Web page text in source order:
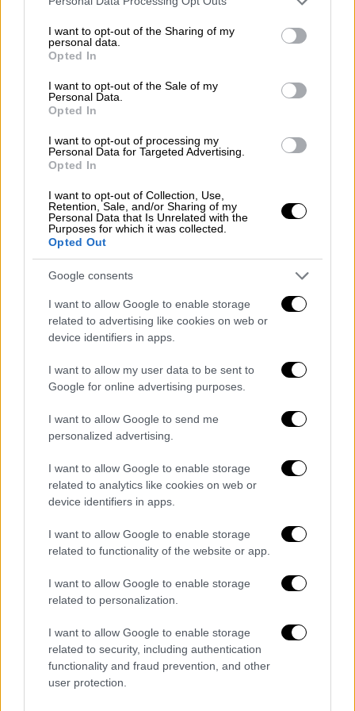
not limited to your visit or usage behaviour. You may click to
grant or deny consent to Google and its third-party tags to
use your data for below specified purposes in below Google
consent section.
I want to opt-out of the Sharing of my
personal data.
Opted In
I want to opt-out of the Sale of my
Personal Data.
Opted In
I want to opt-out of processing my
Personal Data for Targeted Advertising.
Opted In
I want to opt-out of Collection, Use,
Retention, Sale, and/or Sharing of my
Personal Data that Is Unrelated with the
Purposes for which it was collected.
Opted Out
Google consents
I want to allow Google to enable storage
related to advertising like cookies on web or
device identifiers in apps.
I want to allow my user data to be sent to
Google for online advertising purposes.
I want to allow Google to send me
personalized advertising.
I want to allow Google to enable storage
related to analytics like cookies on web or
device identifiers in apps.
I want to allow Google to enable storage
related to functionality of the website or app.
I want to allow Google to enable storage
related to personalization.
I want to allow Google to enable storage
related to security, including authentication
functionality and fraud prevention, and other
user protection.
γνωρίστηκαν στο εμβληματικό πανεπιστήμιο
Berkeley. Ο πατέρας της, ο Ντόναλντ Χάρις ,
«ένας αξιοσέβαστος οικονομολόγος», είναι
Σιαμάλα Κοπαλάν, έφθασε στα 19 της χρόνια
στις ΗΠΑ για να σπουδάσει και στην
συνέχεια να επιστρέψει στην χώρα της για
να παντρευτεί. Αντ’ αυτού, παρέμεινε στις
ΗΠΑ, δραστηριοποιήθηκε στο κίνημα για το
ατομικά δικαιώματα και έγινε «σπουδαία
ερευνήτρια για τον καρκίνο».
Όπως αναφέρει το ΑΠΕ-ΜΠΕ, Κάμαλα είναι
το όνομα που της έδωσε η ινδή μητέρα της
για να την συνδέσει με τις βραχμανικές της
ρίζες. Κάμαλα, που στην σανσκριτική
σημαίνει λωτός, είναι μία από τις μορφές
της θεάς Λάκσμι, της θέας του πλούτου και
της τύχης στην ινδουιστική μυθολογία.
πλούτου. Το δεύτερό της όνομα είναι Ντέβι
που σημαίνει απλώς θεά. Μετά τον χωρισμό
των γονιών της, η Κάμαλα Χάρις μεγάλωσε
με την μητέρα της και την αδελφή της Μάγια,
δικηγόρο και σύμβουλο της Χίλαρι Κλίντον
κατά την προεκλογική εκστρατεία του 2016.
Πέρασε «μία ευτυχισμένη παιδική ηλικία με
επαναλαμβάνει η ίδια. «Οι γονείς μου ήταν
πολύ δραστήριοι στο κίνημα των ατομικών
δικαιωμάτων και μεγάλωσα μέσα σε αυτό το
λεξιλόγιο. Και μέσα στην πεποίθηση ότι
είμαστε μία χώρα που τα θεμέλιά της είναι
τα ευγενή ιδεώδη και ότι βρισκόμαστε στο